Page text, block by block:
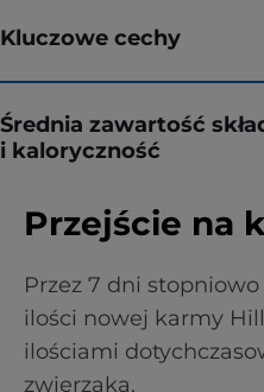
Kluczowe cechy
Średnia zawartość
i kaloryczność
Przejście na
Przez 7 dni
ilości nowej karmy
ilościami
zwierzaka.